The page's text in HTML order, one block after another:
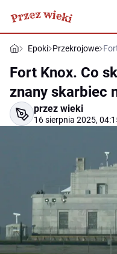
Epoki Przekrojowe
Fort Knox. Co
znany skarbiec
przez wieki
16 sierpnia 2025,